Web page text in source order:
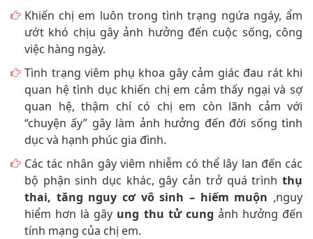
Khiến chị em luôn trong tình trạng ngứa ngáy, ẩm
ướt khó chịu gây ảnh hưởng đến cuộc sống, công
việc hàng ngày.
Tình trạng viêm phụ khoa gây cảm giác đau rát khi
quan hệ tình dục khiến chị em cảm thấy ngại và sợ
quan hệ, thậm chí có chị em còn lãnh cảm với
“chuyện ấy” gây làm ảnh hưởng đến đời sống tình
dục và hạnh phúc gia đình.
Các tác nhân gây viêm nhiễm có thể lây lan đến các
bộ phận sinh dục khác, gây cản trở quá trình thụ
thai, tăng nguy cơ vô sinh – hiếm muộn ,nguy
hiểm hơn là gây ung thu tử cung ảnh hưởng đến
tính mạng của chị em.